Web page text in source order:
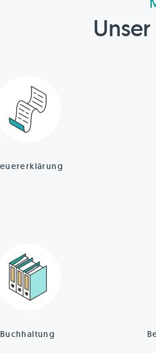
Buchhaltung